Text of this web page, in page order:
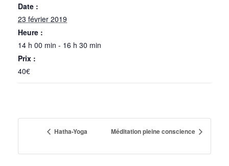
Date :
23 février 2019
Heure :
14 h 00 min - 16 h 30 min
Prix :
40€
Hatha-Yoga Méditation pleine conscience